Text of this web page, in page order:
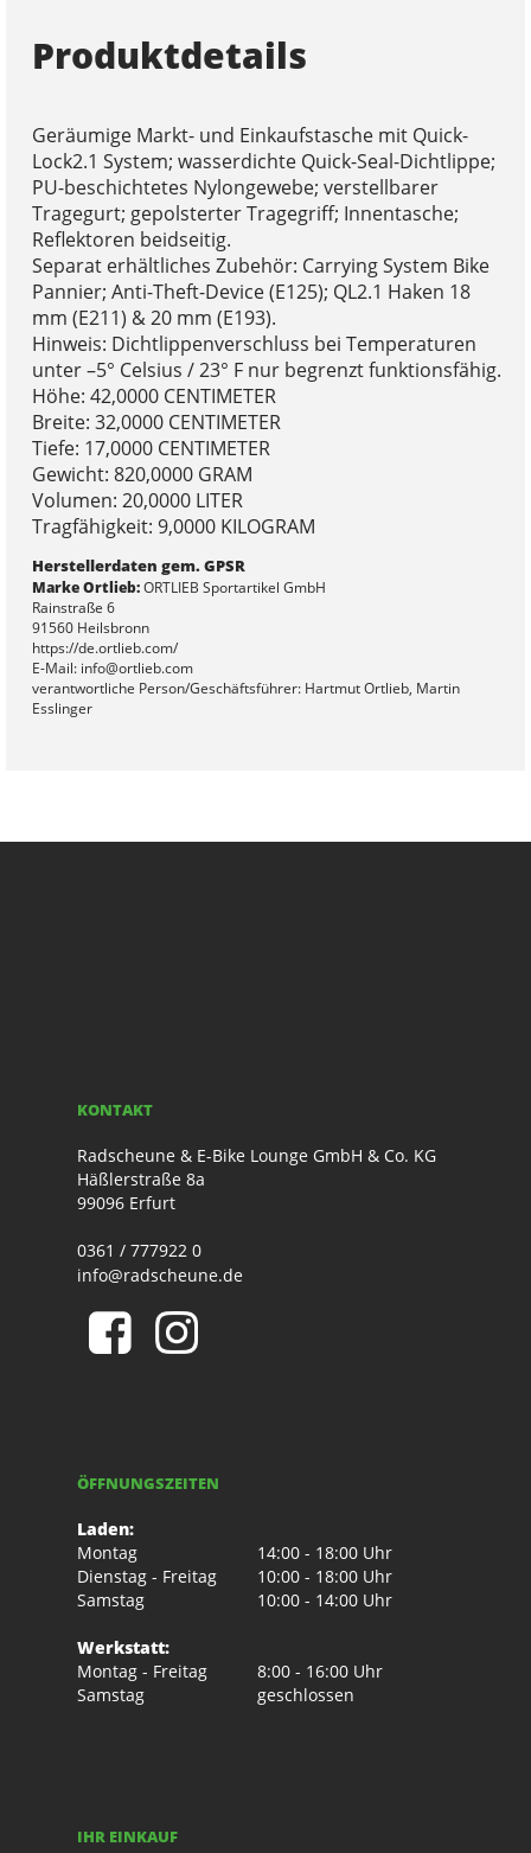
Produktdetails
Geräumige Markt- und Einkaufstasche mit Quick-
Lock2.1 System; wasserdichte Quick-Seal-Dichtlippe;
PU-beschichtetes Nylongewebe; verstellbarer
Tragegurt; gepolsterter Tragegriff; Innentasche;
Reflektoren beidseitig.
Separat erhältliches Zubehör: Carrying System Bike
Pannier; Anti-Theft-Device (E125); QL2.1 Haken 18
mm (E211) & 20 mm (E193).
Hinweis: Dichtlippenverschluss bei Temperaturen
unter –5° Celsius / 23° F nur begrenzt funktionsfähig.
Höhe: 42,0000 CENTIMETER
Breite: 32,0000 CENTIMETER
Tiefe: 17,0000 CENTIMETER
Gewicht: 820,0000 GRAM
Volumen: 20,0000 LITER
Tragfähigkeit: 9,0000 KILOGRAM
Herstellerdaten gem. GPSR
Marke Ortlieb:ORTLIEB Sportartikel GmbH
Rainstraße 6
91560 Heilsbronn
https://de.ortlieb.com/
E-Mail: info@ortlieb.com
verantwortliche Person/Geschäftsführer: Hartmut Ortlieb, Martin
Esslinger
KONTAKT
Radscheune & E-Bike Lounge GmbH & Co. KG
Häßlerstraße 8a
99096 Erfurt
0361 / 777922 0
info@radscheune.de
ÖFFNUNGSZEITEN
Laden:
Montag
14:00 - 18:00 Uhr
Dienstag - Freitag
10:00 - 18:00 Uhr
Samstag
10:00 - 14:00 Uhr
Werkstatt:
Montag - Freitag
8:00 - 16:00 Uhr
Samstag
geschlossen
IHR EINKAUF